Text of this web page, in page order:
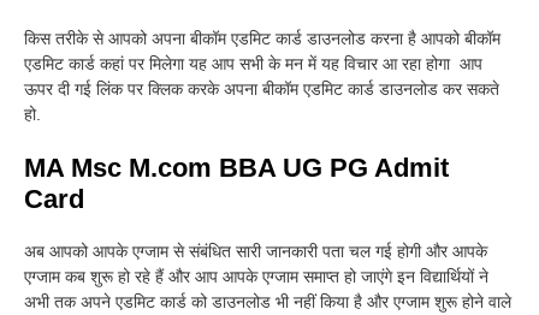
किस तरीके से आपको अपना बीकॉम एडमिट कार्ड डाउनलोड करना है आपको बीकॉम
एडमिट कार्ड कहां पर मिलेगा यह आप सभी के मन में यह विचार आ रहा होगा आप
ऊपर दी गई लिंक पर क्लिक करके अपना बीकॉम एडमिट कार्ड डाउनलोड कर सकते
हो.
MA Msc M.com BBA UG PG Admit
Card
अब आपको आपके एग्जाम से संबंधित सारी जानकारी पता चल गई होगी और आपके
एग्जाम कब शुरू हो रहे हैं और आप आपके एग्जाम समाप्त हो जाएंगे इन विद्यार्थियों ने
अभी तक अपने एडमिट कार्ड को डाउनलोड भी नहीं किया है और एग्जाम शुरू होने वाले